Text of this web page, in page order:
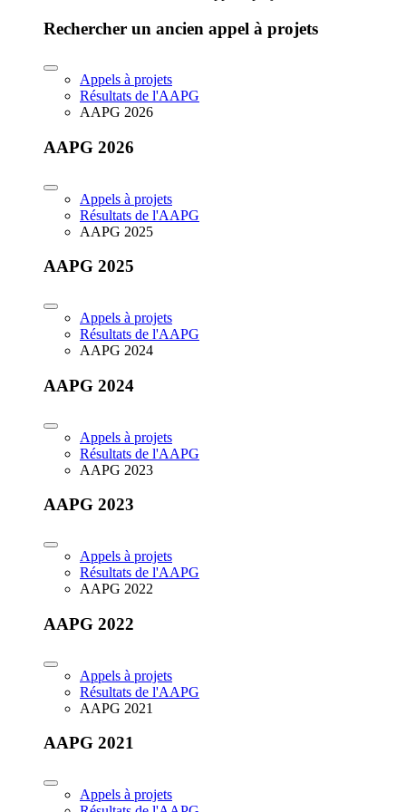
Rechercher un ancien appel à projets
Appels à projets
Résultats de l'AAPG
AAPG 2026
AAPG 2026
Appels à projets
Résultats de l'AAPG
AAPG 2025
AAPG 2025
Appels à projets
Résultats de l'AAPG
AAPG 2024
AAPG 2024
Appels à projets
Résultats de l'AAPG
AAPG 2023
AAPG 2023
Appels à projets
Résultats de l'AAPG
AAPG 2022
AAPG 2022
Appels à projets
Résultats de l'AAPG
AAPG 2021
AAPG 2021
Appels à projets